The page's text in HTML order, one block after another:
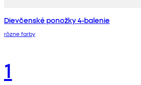
Dievčenské ponožky 4-balenie
rôzne farby
1